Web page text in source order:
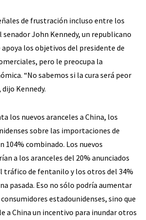
de frustración incluso entre los
senador John Kennedy, un republicano
apoya los objetivos del presidente de
pero le preocupa la
“No sabemos si la cura será peor
Kennedy.
los nuevos aranceles a China, los
sobre las importaciones de
104% combinado. Los nuevos
a los aranceles del 20% anunciados
tráfico de fentanilo y los otros del 34%
pasada. Eso no sólo podría aumentar
estadounidenses, sino que
a China un incentivo para inundar otros